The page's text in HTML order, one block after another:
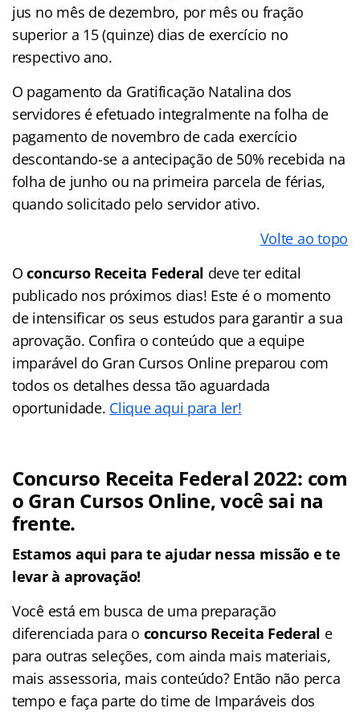
jus no mês de dezembro, por mês ou fração
superior a 15 (quinze) dias de exercício no
respectivo ano.
O pagamento da Gratificação Natalina dos
servidores é efetuado integralmente na folha de
pagamento de novembro de cada exercício
descontando-se a antecipação de 50% recebida na
folha de junho ou na primeira parcela de férias,
quando solicitado pelo servidor ativo.
Volte ao topo
Oconcurso Receita Federal deve ter edital
publicado nos próximos dias! Este é o momento
de intensificar os seus estudos para garantir a sua
aprovação. Confira o conteúdo que a equipe
imparável do Gran Cursos Online preparou com
todos os detalhes dessa tão aguardada
oportunidade. Clique aqui para ler!
Concurso Receita Federal 2022: com
o Gran Cursos Online, você sai na
frente.
Estamos aqui para te ajudar nessa missão e te
levar à aprovação!
Você está em busca de uma preparação
diferenciada para o concurso Receita Federal e
para outras seleções, com ainda mais materiais,
mais assessoria, mais conteúdo? Então não perca
tempo e faça parte do time de Imparáveis dos